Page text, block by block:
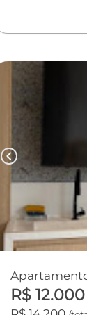
chevron_left
R$